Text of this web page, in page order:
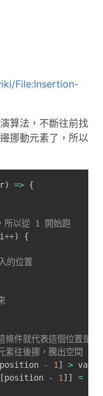
File:Insertion-
算法，不斷往前找
挪動元素了，所以
) => {
所以從 1 開始跑
++) {
的位置
件就代表這個位置是可
往後挪，騰出空間
position - 1 ] > value
position - 1 ] ] =